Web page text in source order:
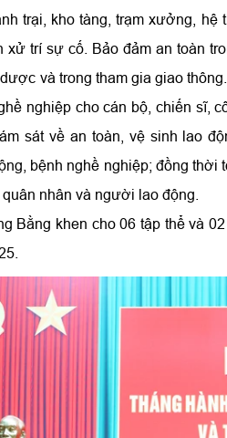
trại, kho tàng, trạm xưởng,
xử trí sự cố. Bảo đảm an toàn
và trong tham gia giao
nghiệp cho cán bộ, chiến sĩ,
sát về an toàn, vệ sinh lao
bệnh nghề nghiệp; đồng
nhân và người lao động.
Bằng khen cho 06 tập thể và